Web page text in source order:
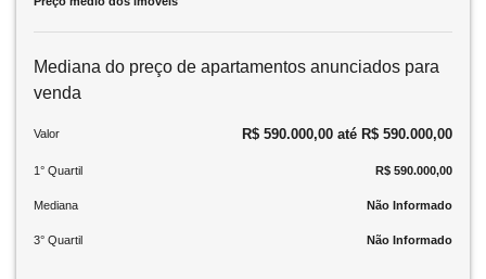
Mediana do preço de apartamentos anunciados para
venda
Valor R$ 590.000,00 até R$ 590.000,00
1° Quartil R$ 590.000,00
Mediana Não Informado
3° Quartil Não Informado